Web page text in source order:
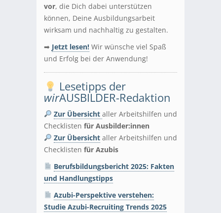
vor, die Dich dabei unterstützen
können, Deine Ausbildungsarbeit
wirksam und nachhaltig zu gestalten.
➡ Jetzt lesen! Wir wünsche viel Spaß
und Erfolg bei der Anwendung!
Lesetipps der
wirAUSBILDER-Redaktion
Zur Übersicht aller Arbeitshilfen und
Checklisten für Ausbilder:innen
Zur Übersichtaller Arbeitshilfen und
Checklisten für Azubis
Berufsbildungsbericht 2025: Fakten
und Handlungstipps
Azubi-Perspektive verstehen:
Studie Azubi-Recruiting Trends 2025